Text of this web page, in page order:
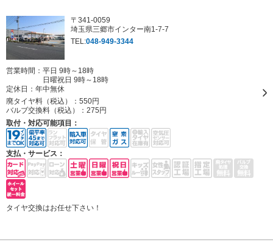
〒341-0059
埼玉県三郷市インター南1-7-7
TEL:048-949-3344
営業時間：平日 9時～18時
日曜祝日 9時～18時
定休日： 年中無休
廃タイヤ料（税込）： 550円
バルブ交換料（税込）： 275円
取付・対応可能項目：
支払・サービス：
タイヤ交換はお任せ下さい！